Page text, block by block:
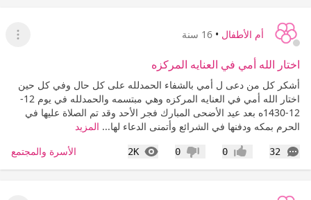
أم الأطفال • 16 سنة
عرض
اختار الله أمي في العنايه المركزه
أشكر كل من دعى ل أمي بالشفاء الحمدلله على كل حال وفي كل حين
اختار الله أمي في العنايه المركزه وهي مبتسمه والحمدلله في يوم 12-
12-1430ه بعد عيد الأضحى المبارك فجر الأحد وقد تم الصلاة عليها في
الحرم بمكه ودفنها في الشرائع وأتمنى الدعاء لها... المزيد
32
التعليقات إعجاب0 عدم إعجاب
0
2K
المشاهدات الأسرة والمجتمع